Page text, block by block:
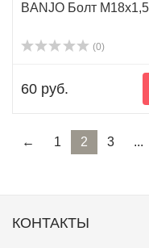
BANJO Болт M18x1,5
(0)
60 руб.
← 1 2 3 ...
КОНТАКТЫ